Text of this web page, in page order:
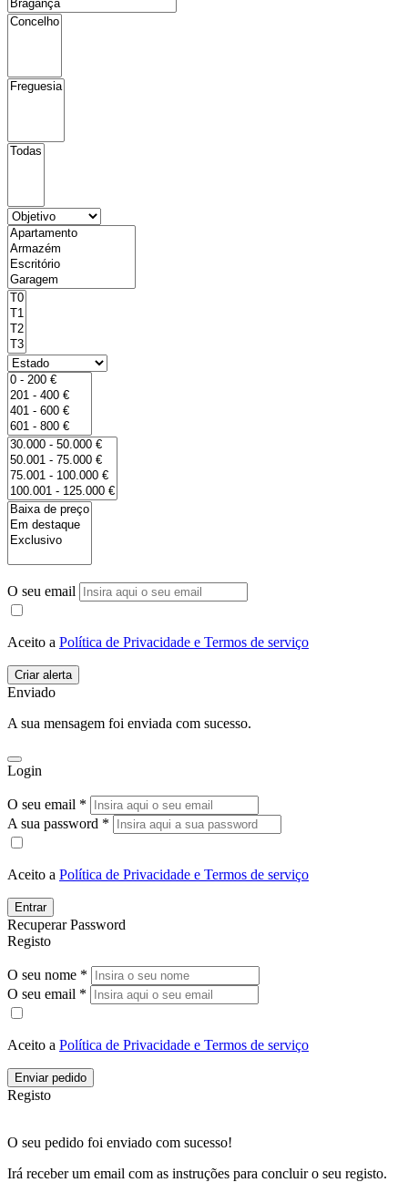
O seu email
Aceito a Política de Privacidade e Termos de serviço
Enviado
A sua mensagem foi enviada com sucesso.
Login
O seu email *
A sua password *
Aceito a Política de Privacidade e Termos de serviço
Entrar
Recuperar Password
Registo
O seu nome *
O seu email *
Aceito a Política de Privacidade e Termos de serviço
Enviar pedido
Registo
O seu pedido foi enviado com sucesso!
Irá receber um email com as instruções para concluir o seu registo.